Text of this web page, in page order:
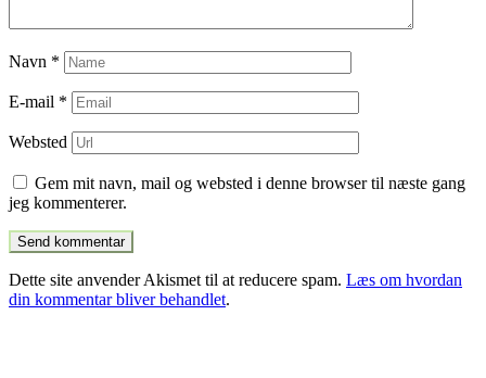
Navn *
E-mail *
Websted
Gem mit navn, mail og websted i denne browser til næste gang
jeg kommenterer.
Dette site anvender Akismet til at reducere spam. Læs om hvordan
din kommentar bliver behandlet.